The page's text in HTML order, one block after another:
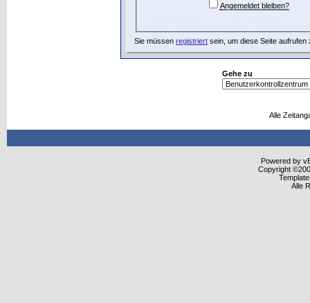
Angemeldet bleiben?
Sie müssen registriert sein, um diese Seite aufrufen
Gehe zu
Alle
Powered by
Copyright
Alle